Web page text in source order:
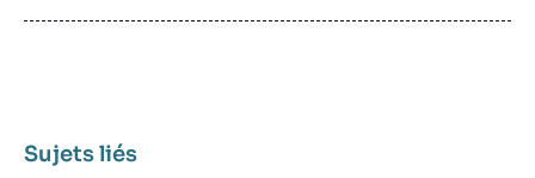
publication
Sujets liés